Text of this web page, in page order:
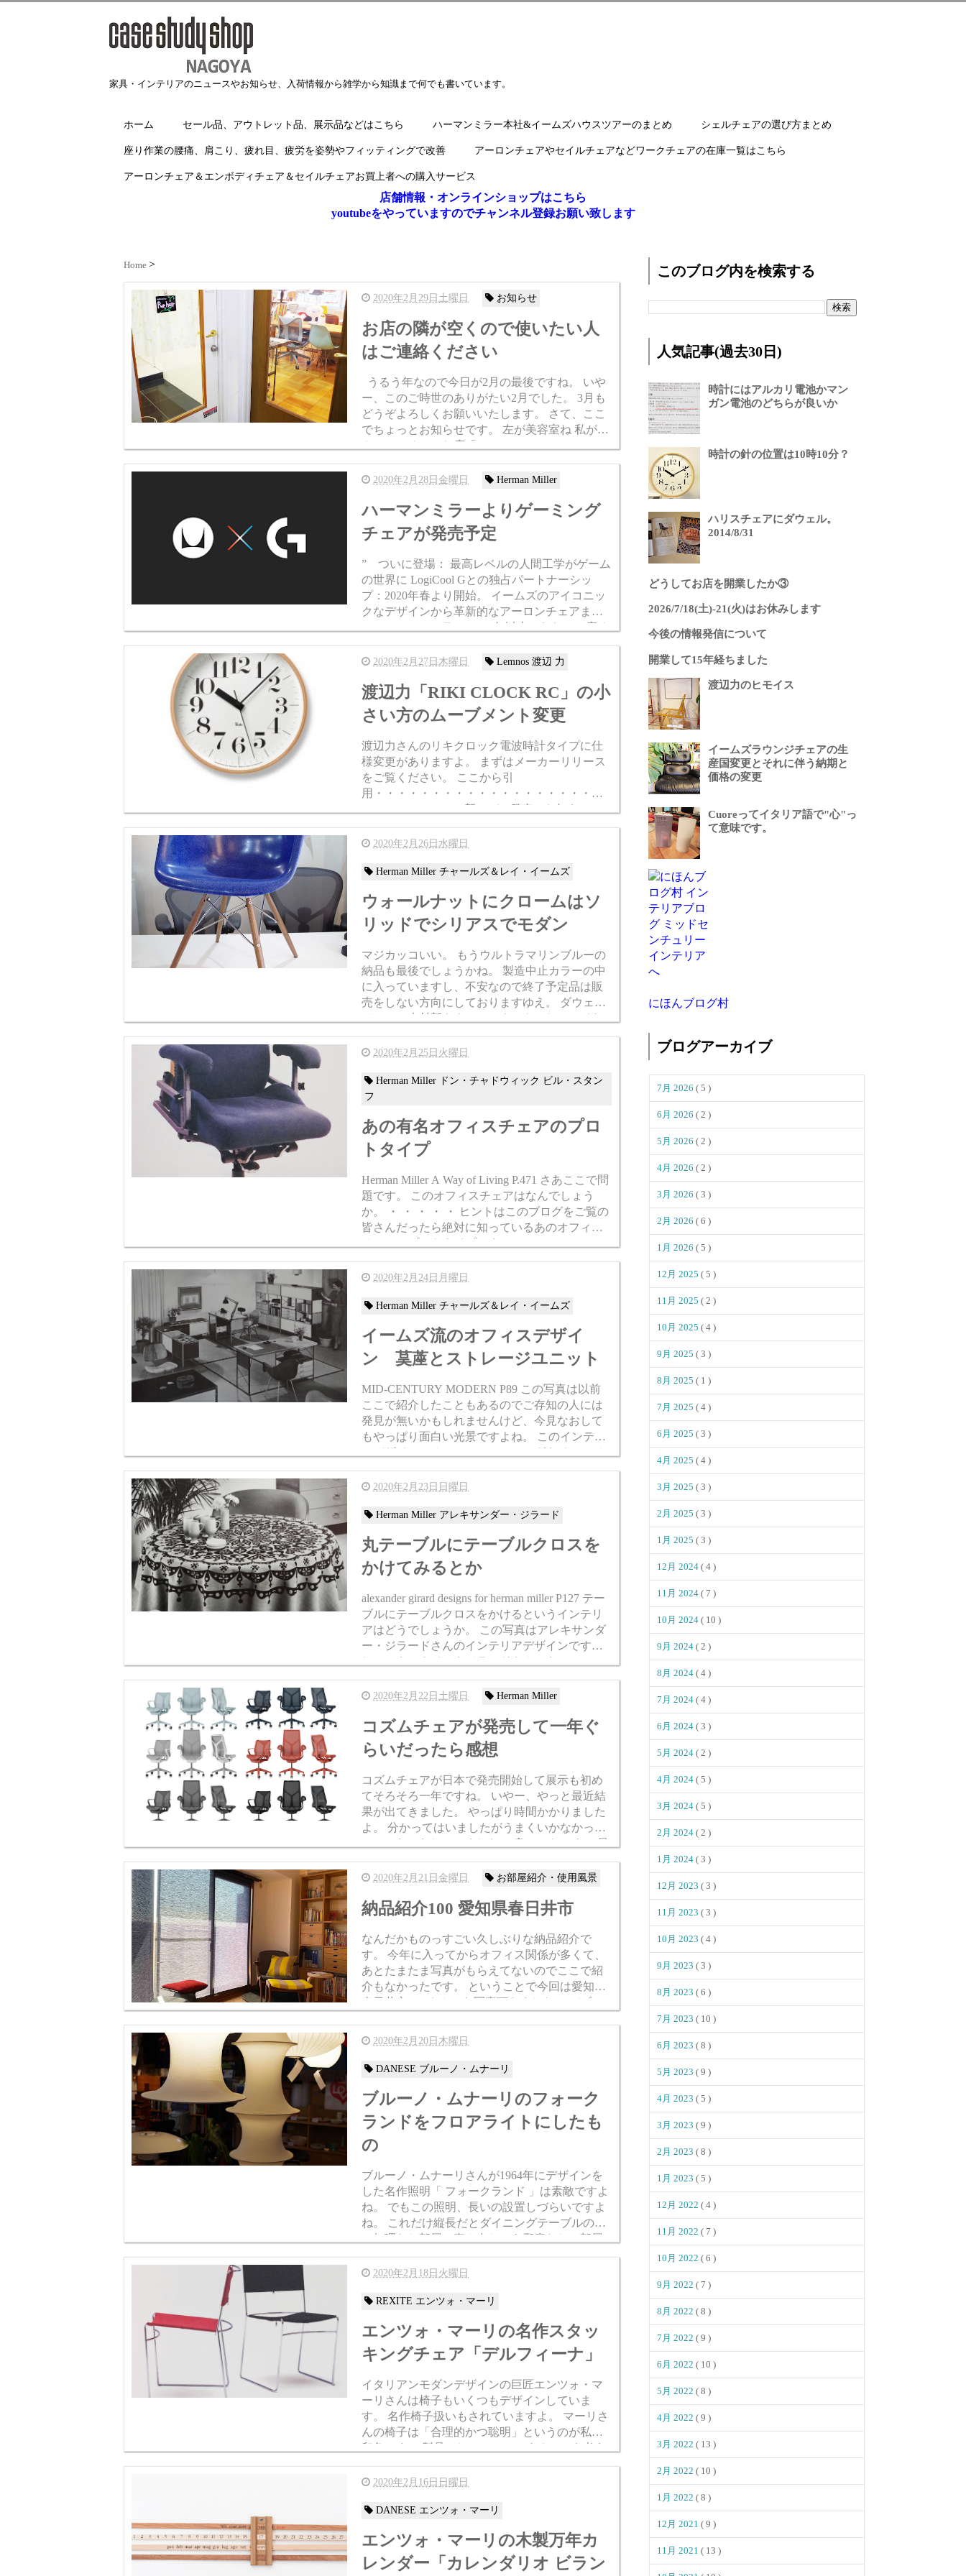
家具・インテリアのニュースやお知らせ、入荷情報から雑学から知識まで何でも書いています。
ホーム セール品、アウトレット品、展示品などはこちら ハーマンミラー本社&イームズハウスツアーのまとめ シェルチェアの選び方まとめ
座り作業の腰痛、肩こり、疲れ目、疲労を姿勢やフィッティングで改善 アーロンチェアやセイルチェアなどワークチェアの在庫一覧はこちら
アーロンチェア＆エンボディチェア＆セイルチェアお買上者への購入サービス
店舗情報・オンラインショップはこちら
youtubeをやっていますのでチャンネル登録お願い致します
Home
2020年2月29日土曜日 お知らせ
お店の隣が空くので使いたい人
はご連絡ください
ー、このご時世のありがたい2月でした。 3月も
どうぞよろしくお願いいたします。 さて、ここ
でちょっとお知らせです。 左が美容室ね 私が今
やっているこのお店「case study shop nagoya...
2020年2月28日金曜日 Herman Miller
ハーマンミラーよりゲーミング
チェアが発売予定
” ついに登場： 最高レベルの人間工学がゲーム
の世界に LogiCool Gとの独占パートナーシッ
プ：2020年春より開始。 イームズのアイコニッ
クなデザインから革新的なアーロンチェアま
で、ハーマンミラーは100年以上にわたって座る
という科学を築き上げてきました。 ...
2020年2月27日木曜日 Lemnos 渡辺 力
渡辺力「RIKI CLOCK RC」の小
さい方のムーブメント変更
渡辺力さんのリキクロック電波時計タイプに仕
様変更がありますよ。 まずはメーカーリリース
をご覧ください。 ここから引
用・・・・・・・・・・・・・・・・・・・・・・・・・・・・・・・・・・・・・・
...
2020年2月26日水曜日
Herman Miller チャールズ＆レイ・イームズ
ウォールナットにクロームはソ
リッドでシリアスでモダン
マジカッコいい。 もうウルトラマリンブルーの
納品も最後でしょうかね。 製造中止カラーの中
に入っていますし、不安なので終了予定品は販
売をしない方向にしておりますゆえ。 ダウェル
ベースの木材部をウォールナットにしてワイヤ
ーをクロームにする仕様はたまに納...
2020年2月25日火曜日
Herman Miller ドン・チャドウィック ビル・スタン
フ
あの有名オフィスチェアのプロ
トタイプ
Herman Miller A Way of Living P.471 さあここで問
題です。 このオフィスチェアはなんでしょう
か。 ・ ・ ・ ・ ・ ヒントはこのブログをご覧の
皆さんだったら絶対に知っているあのオフィス
チェアのプロトタイプです。 ...
2020年2月24日月曜日
Herman Miller チャールズ＆レイ・イームズ
イームズ流のオフィスデザイ
ン 茣蓙とストレージユニット
MID-CENTURY MODERN P89 この写真は以前
ここで紹介したこともあるのでご存知の人には
発見が無いかもしれませんけど、今見なおして
もやっぱり面白い光景ですよね。 このインテリ
アデザインはオフィスセッティングをイメージ
しておりチャールズ・イームズさんが手...
2020年2月23日日曜日
Herman Miller アレキサンダー・ジラード
丸テーブルにテーブルクロスを
かけてみるとか
alexander girard designs for herman miller P127 テー
ブルにテーブルクロスをかけるというインテリ
アはどうでしょうか。 この写真はアレキサンダ
ー・ジラードさんのインテリアデザインです
し、テキスタイルもジラードさんのもので...
2020年2月22日土曜日 Herman Miller
コズムチェアが発売して一年ぐ
らいだったら感想
コズムチェアが日本で発売開始して展示も初め
てそろそろ一年ですね。 いやー、やっと最近結
果が出てきました。 やっぱり時間かかりました
よ。 分かってはいましたがうまくいかなかった
のでモヤモヤしていました。 良かったです。 最
初コズムチェアの現物を見て情...
2020年2月21日金曜日 お部屋紹介・使用風景
納品紹介100 愛知県春日井市
なんだかものっすごい久しぶりな納品紹介で
す。 今年に入ってからオフィス関係が多くて、
あとたまたま写真がもらえてないのでここで紹
介もなかったです。 ということで今回は愛知県
春日井市のAさんから写真頂きました。 バブル
置し...
2020年2月20日木曜日
DANESE ブルーノ・ムナーリ
ブルーノ・ムナーリのフォーク
ランドをフロアライトにしたも
の
ブルーノ・ムナーリさんが1964年にデザインを
した名作照明「 フォークランド 」は素敵ですよ
ね。 でもこの照明、長いの設置しづらいですよ
ね。 これだけ縦長だとダイニングテーブルの上
は無理だし部屋の真ん中じゃあ邪魔だし、部屋
の隅には普通は天井に引掛けシーリングが設置
さ...2020年2月18日火曜日
REXITE エンツォ・マーリ
エンツォ・マーリの名作スタッ
キングチェア「デルフィーナ」
イタリアンモダンデザインの巨匠エンツォ・マ
ーリさんは椅子もいくつもデザインしていま
す。 名作椅子扱いもされていますよ。 マーリさ
んの椅子は「合理的かつ聡明」というのが私の
印象です。 製品としてセールスすることを考え
られています。 そんなマーリさんの椅子の中で
これは現...
2020年2月16日日曜日
DANESE エンツォ・マーリ
エンツォ・マーリの木製万年カ
レンダー「カレンダリオ ビラン
このブログ内を検索する
人気記事(過去30日)
時計にはアルカリ電池かマン
ガン電池のどちらが良いか
時計の針の位置は10時10分？
ハリスチェアにダウェル。
2014/8/31
どうしてお店を開業したか③
2026/7/18(土)-21(火)はお休みします
今後の情報発信について
開業して15年経ちました
渡辺力のヒモイス
イームズラウンジチェアの生
産国変更とそれに伴う納期と
価格の変更
Cuoreってイタリア語で"心"っ
て意味です。
にほんブログ村
ブログアーカイブ
7月 2026 ( 5 )
6月 2026 ( 2 )
5月 2026 ( 2 )
4月 2026 ( 2 )
3月 2026 ( 3 )
2月 2026 ( 6 )
1月 2026 ( 5 )
12月 2025 ( 5 )
11月 2025 ( 2 )
10月 2025 ( 4 )
9月 2025 ( 3 )
8月 2025 ( 1 )
7月 2025 ( 4 )
6月 2025 ( 3 )
4月 2025 ( 4 )
3月 2025 ( 3 )
2月 2025 ( 3 )
1月 2025 ( 3 )
12月 2024 ( 4 )
11月 2024 ( 7 )
10月 2024 ( 10 )
9月 2024 ( 2 )
8月 2024 ( 4 )
7月 2024 ( 4 )
6月 2024 ( 3 )
5月 2024 ( 2 )
4月 2024 ( 5 )
3月 2024 ( 5 )
2月 2024 ( 2 )
1月 2024 ( 3 )
12月 2023 ( 3 )
11月 2023 ( 3 )
10月 2023 ( 4 )
9月 2023 ( 3 )
8月 2023 ( 6 )
7月 2023 ( 10 )
6月 2023 ( 8 )
5月 2023 ( 9 )
4月 2023 ( 5 )
3月 2023 ( 9 )
2月 2023 ( 8 )
1月 2023 ( 5 )
12月 2022 ( 4 )
11月 2022 ( 7 )
10月 2022 ( 6 )
9月 2022 ( 7 )
8月 2022 ( 8 )
7月 2022 ( 9 )
6月 2022 ( 10 )
5月 2022 ( 8 )
4月 2022 ( 9 )
3月 2022 ( 13 )
2月 2022 ( 10 )
1月 2022 ( 8 )
12月 2021 ( 9 )
11月 2021 ( 13 )